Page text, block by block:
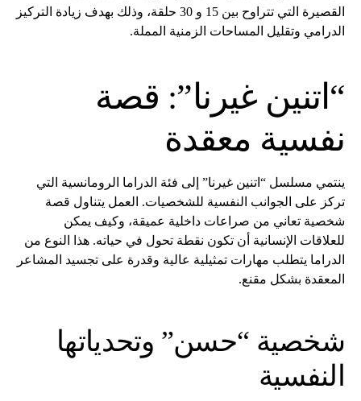
القصيرة التي تتراوح بين 15 و 30 حلقة، وذلك بهدف زيادة التركيز
الدرامي وتقليل المساحات الزمنية المملة.
“اتنين غيرنا”: قصة
نفسية معقدة
ينتمي مسلسل “اتنين غيرنا” إلى فئة الدراما الرومانسية التي
تركز على الجوانب النفسية للشخصيات. العمل يتناول قصة
شخصية تعاني من صراعات داخلية عميقة، وكيف يمكن
للعلاقات الإنسانية أن تكون نقطة تحول في حياته. هذا النوع من
الدراما يتطلب مهارات تمثيلية عالية وقدرة على تجسيد المشاعر
المعقدة بشكل مقنع.
شخصية “حسن” وتحدياتها
النفسية